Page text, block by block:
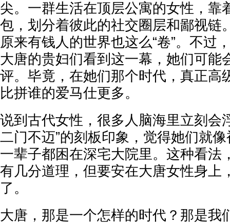
尖。一群生活在顶层公寓的女性，靠
包，划分着彼此的社交圈层和鄙视链
原来有钱人的世界也这么“卷”。不过
大唐的贵妇们看到这一幕，她们可能
评。毕竟，在她们那个时代，真正高
比拼谁的爱马仕更多。
说到古代女性，很多人脑海里立刻会
二门不迈”的刻板印象，觉得她们就
一辈子都困在深宅大院里。这种看法
有几分道理，但要安在大唐女性身上
了。
大唐，那是一个怎样的时代？那是我